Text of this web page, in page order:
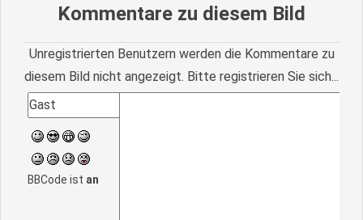
Kommentare zu diesem Bild
Unregistrierten Benutzern werden die Kommentare zu
diesem Bild nicht angezeigt. Bitte registrieren Sie sich...
BBCode ist an